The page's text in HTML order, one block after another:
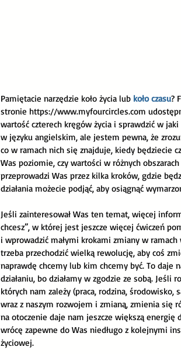
Pamiętacie narzędzie koło życia lub koło czasu?
stronie https://www.myfourcircles.com
wartość czterech kręgów życia i sprawdzić w
w języku angielskim, ale jestem pewna, że
co w ramach nich się znajduje, kiedy będziecie
Was poziomie, czy wartości w różnych
przeprowadzi Was przez kilka kroków, gdzie
działania możecie podjąć, aby osiągnąć
Jeśli zainteresował Was ten temat, więcej
chcesz”, w której jest jeszcze więcej ćwiczeń
i wprowadzić małymi krokami zmiany w
trzeba przechodzić wielką rewolucję, aby coś
naprawdę chcemy lub kim chcemy być. To
działaniu, bo działamy w zgodzie ze sobą. Jeśli
których nam zależy (praca, rodzina,
wraz z naszym rozwojem i zmianą, zmienia się
na otoczenie daje nam jeszcze większą energię
wrócę zapewne do Was niedługo z kolejnymi
życiowej.